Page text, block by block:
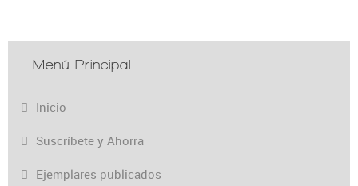
Menú Principal
Inicio
Suscríbete y Ahorra
Ejemplares publicados